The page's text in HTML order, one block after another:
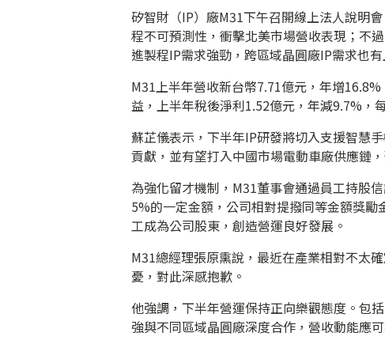
矽智財（IP）廠M31下午召開線上法人說明
程不可預測性，衝擊北美市場營收表現；不
進製程IP需求強勁，跨區域晶圓廠IP需求也有
M31上半年營收新台幣7.71億元，年增
益，上半年稅後淨利1.52億元，年減9.7%，
蘇芷儀表示，下半年IP研發將切入支援智慧
貢獻，並有望打入中國市場電動車廠供應鏈
為強化留才機制，M31董事會通過員工持股
5%的一定金額，公司相對提撥同等金額獎
工成為公司股東，創造營運良好發展。
M31總經理張原熏說，最近在產業相對不太
憂，對此深感抱歉。
他強調，下半年營運保持正向樂觀態度。包
強與不同區域晶圓廠深度合作，營收動能應